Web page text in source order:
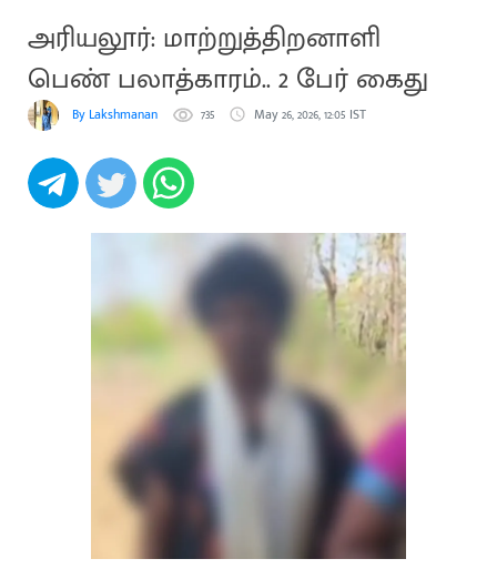
அரியலூர்: மாற்றுத்திறனாளி
பெண் பலாத்காரம்.. 2 பேர் கைது
By Lakshmanan 735 May 26, 2026, 12:05 IST